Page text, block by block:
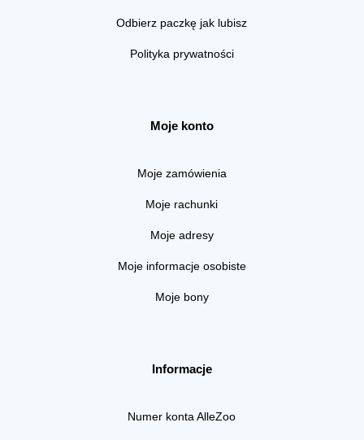
Odbierz paczkę jak lubisz
Polityka prywatności
Moje konto
Moje zamówienia
Moje rachunki
Moje adresy
Moje informacje osobiste
Moje bony
Informacje
Numer konta AlleZoo